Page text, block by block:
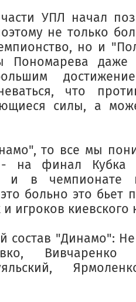
УПЛ начал
не только
но и
даже
что
силы, а
то все мы
- на финал Кубка
и в чемпионате
больно это бьет
игроков киевского
состав "Динамо":
Вивчаренко